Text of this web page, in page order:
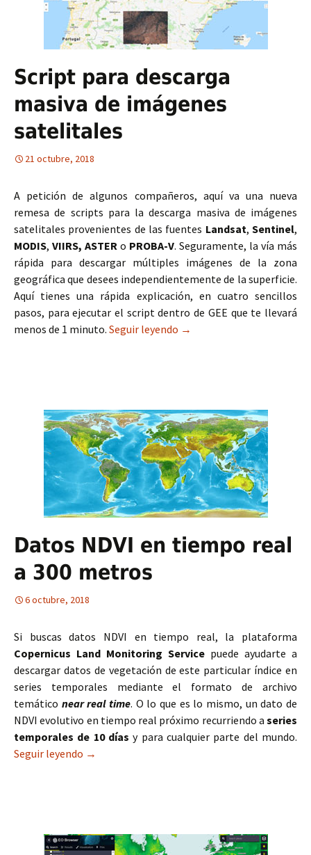
Script para descarga
masiva de imágenes
satelitales
21 octubre, 2018
A petición de algunos compañeros, aquí va una nueva
remesa de scripts para la descarga masiva de imágenes
satelitales provenientes de las fuentes Landsat,Sentinel,
MODIS, VIIRS, ASTER o PROBA-V. Seguramente, la vía más
rápida para descargar múltiples imágenes de la zona
geográfica que desees independientemente de la superficie.
Aquí tienes una rápida explicación, en cuatro sencillos
pasos, para ejecutar el script dentro de GEE que te llevará
menos de 1 minuto. Seguir leyendo Script para descarga
→
Datos NDVI en tiempo real
a 300 metros
6 octubre, 2018
Si buscas datos NDVI en tiempo real, la plataforma
Copernicus Land Monitoring Service puede ayudarte a
descargar datos de vegetación de este particular índice en
series temporales mediante el formato de archivo
temático near real time. O lo que es lo mismo, un dato de
NDVI evolutivo en tiempo real próximo recurriendo a series
temporales de 10 días y para cualquier parte del mundo.
Seguir leyendo Datos NDVI en tiempo real a 300 metros
→